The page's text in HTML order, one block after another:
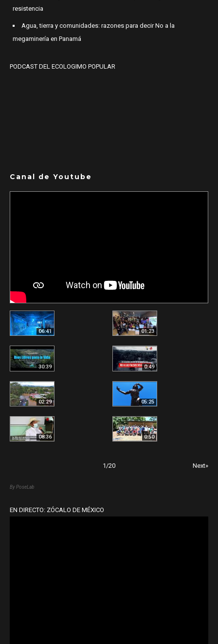
resistencia
Agua, tierra y comunidades: razones para decir No a la
megaminería en Panamá
PODCAST DEL ECOLOGIMO POPULAR
Canal de Youtube
06:41 01:23
30:39 0:49
02:29 05:25
08:36 0:50
1/20 Next»
By PoseLab
EN DIRECTO: ZÓCALO DE MÉXICO